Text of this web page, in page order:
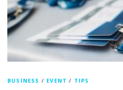
BUSINESS / EVENT / TIPS